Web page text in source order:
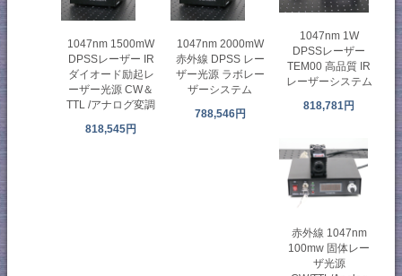
1047nm 1500mW
DPSSレーザー IR
ダイオード励起レ
ーザー光源 CW＆
TTL /アナログ変調
818,545円
1047nm 2000mW
赤外線 DPSS レー
ザー光源 ラボレー
ザーシステム
788,546円
1047nm 1W
DPSSレーザー
TEM00 高品質 IR
レーザーシステム
818,781円
赤外線 1047nm
100mw 固体レー
ザ光源